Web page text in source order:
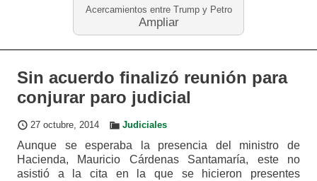
Acercamientos entre Trump y Petro
Ampliar
Sin acuerdo finalizó reunión para
conjurar paro judicial
27 octubre, 2014 Judiciales
Aunque se esperaba la presencia del ministro de
Hacienda, Mauricio Cárdenas Santamaría, este no
asistió a la cita en la que se hicieron presentes